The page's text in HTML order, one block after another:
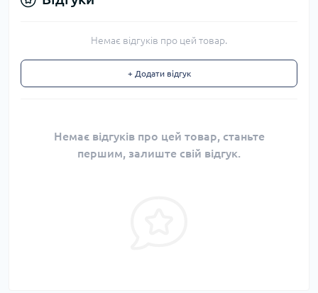
Немає відгуків про цей товар.
+ Додати відгук
Немає відгуків про цей товар, станьте
першим, залиште свій відгук.